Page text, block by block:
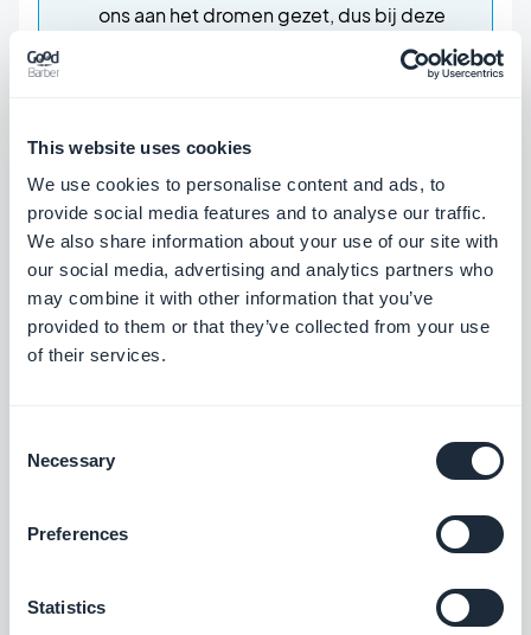
This website uses cookies
We use cookies to personalise content and ads, to
provide social media features and to analyse our traffic.
We also share information about your use of our site with
our social media, advertising and analytics partners who
may combine it with other information that you’ve
provided to them or that they’ve collected from your use
of their services.
Selection
Necessary
Preferences
Statistics
ons aan het dromen gezet, dus bij deze
een tip: ook u kunt haar verhaal ontdekken!
voor een persomslag moet schrijven. Maar
uw werk offline promoten is essentieel.
Neem ons advies aan en lees ons artikel
overpromotie: perscovers, dat u precieze
hulp zal bieden bij uw vragen.
onwaarheden over native applicaties
te
zult zien dat het maken van een online app
Afhankelijk van uw instellingen kunnen uw